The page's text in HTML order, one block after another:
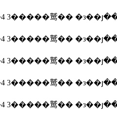
鹫��
鹫��
鹫��
鹫��
鹫��